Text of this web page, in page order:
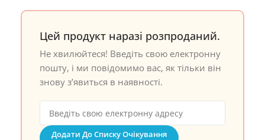
Цей продукт наразі розпроданий.
Не хвилюйтеся! Введіть свою електронну
пошту, і ми повідомимо вас, як тільки він
знову з’явиться в наявності.
Додати До Списку Очікування